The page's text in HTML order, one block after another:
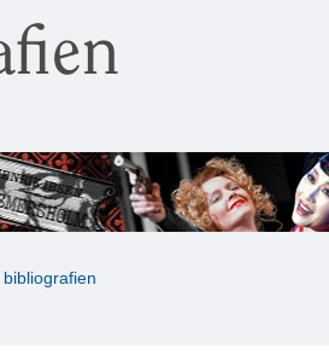
bibliografien